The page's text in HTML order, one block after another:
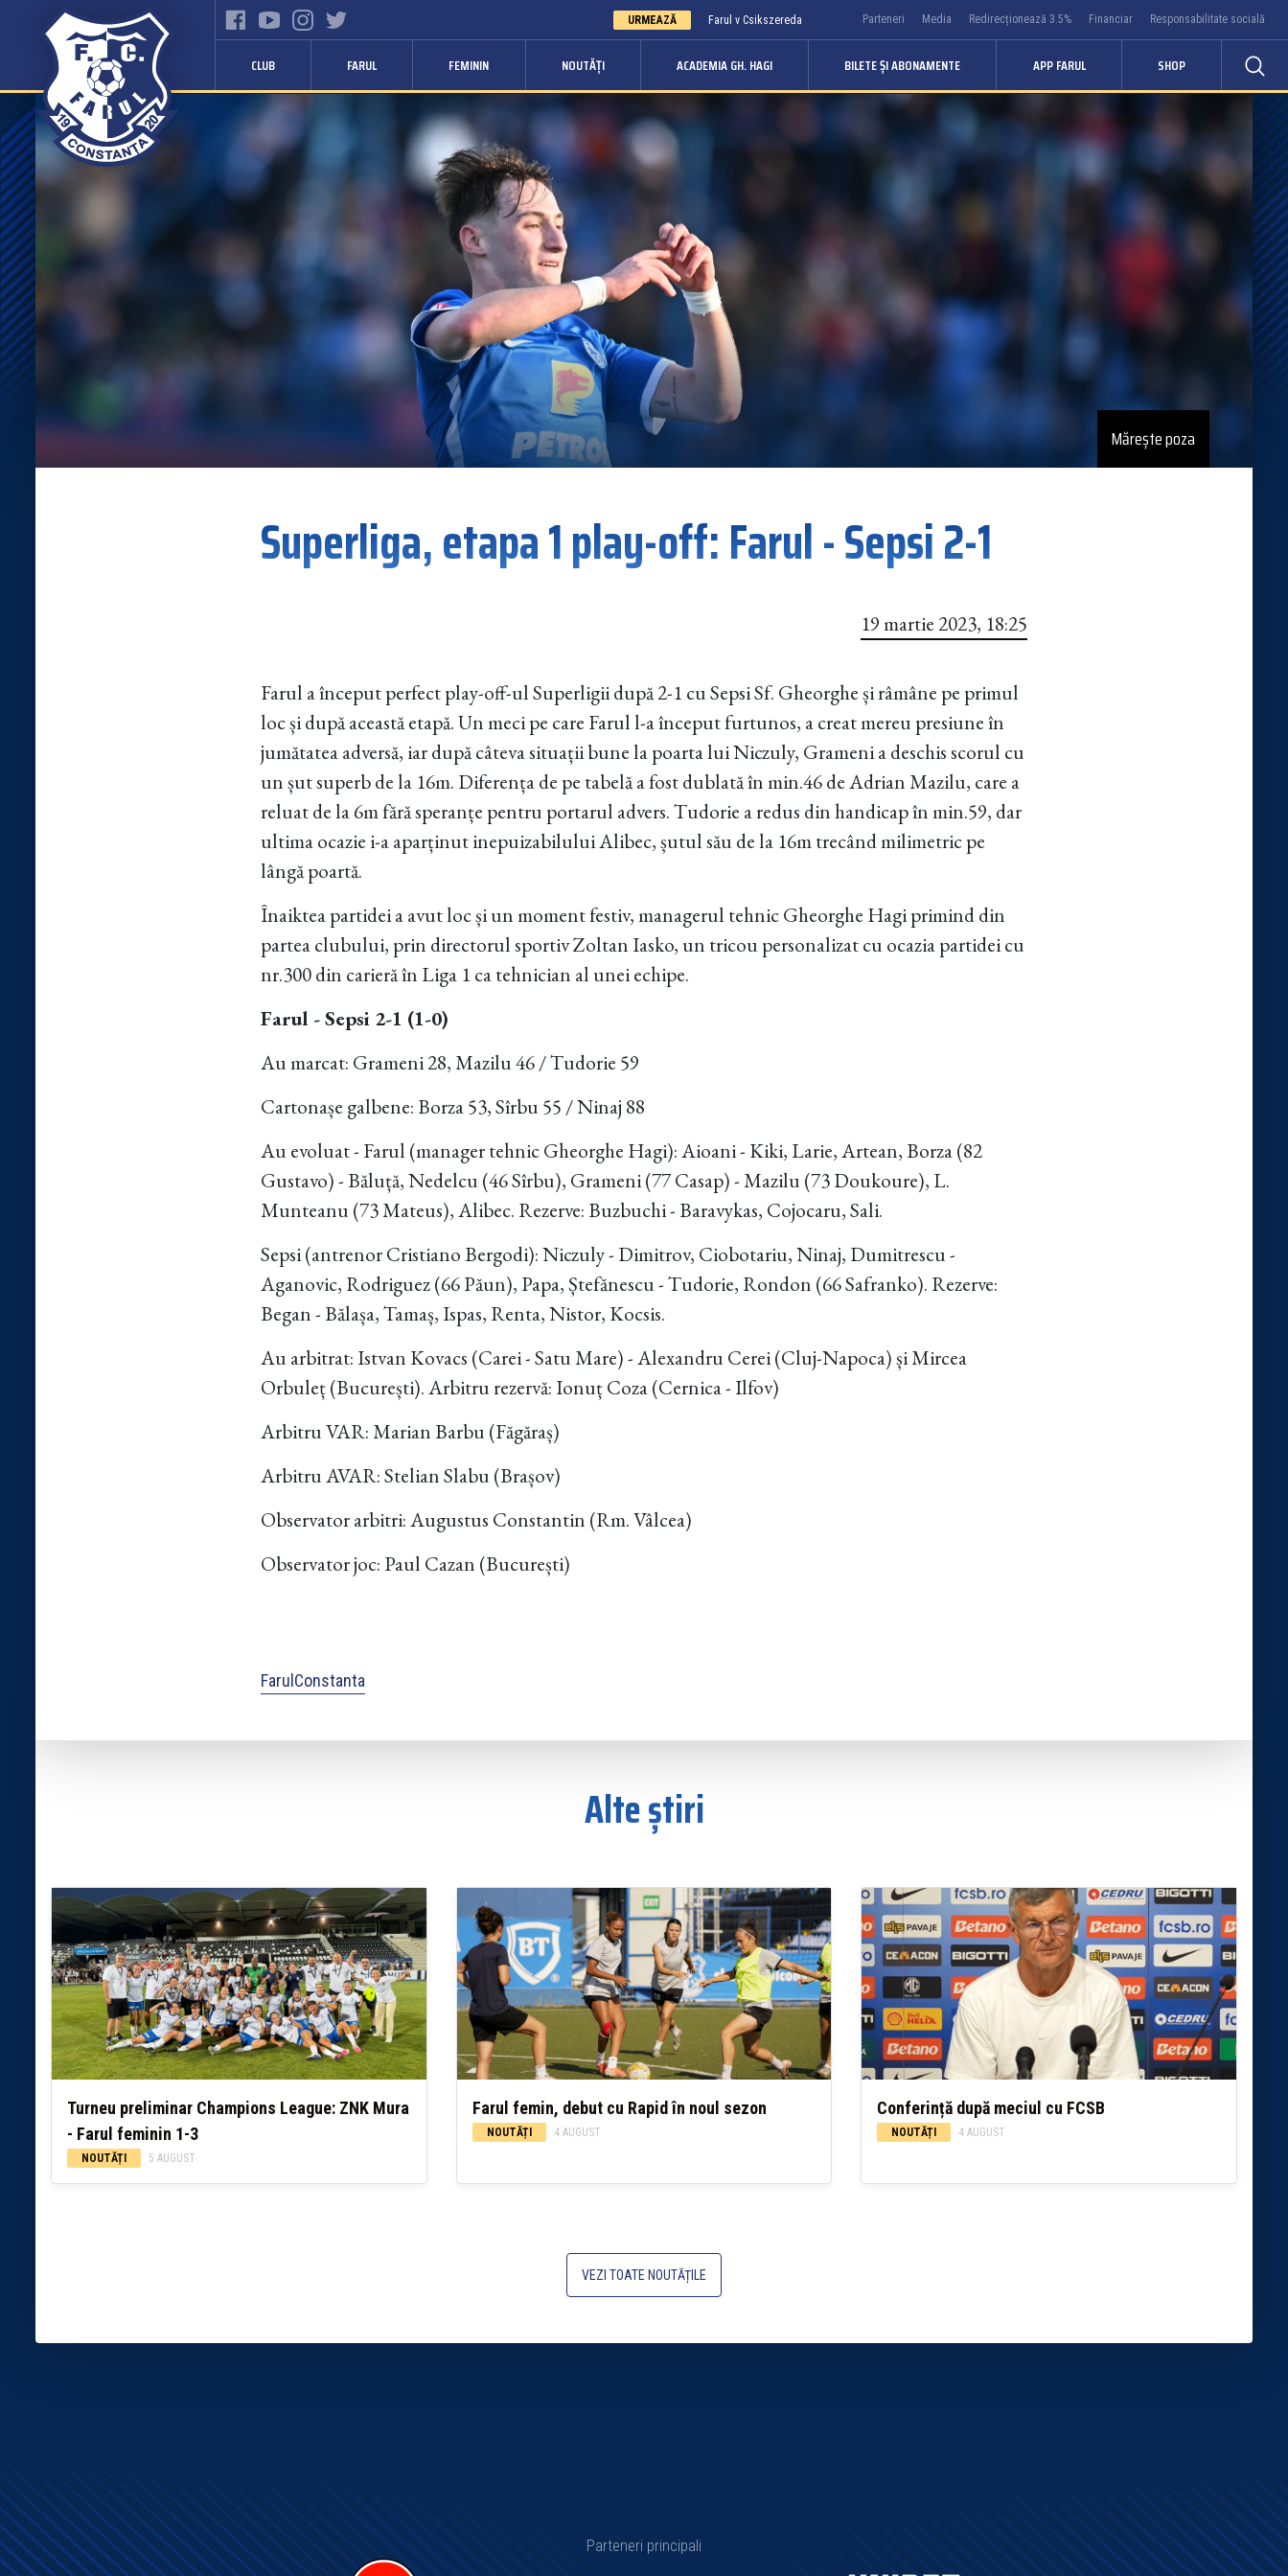
URMEAZĂ Farul v Csikszereda Parteneri Media Redirecționează 3.5% Financiar Responsabilitate socială
CLUB FARUL FEMININ NOUTĂȚI ACADEMIA GH. HAGI BILETE ȘI ABONAMENTE APP FARUL SHOP
Mărește poza
Superliga, etapa 1 play-off: Farul - Sepsi 2-1
19 martie 2023, 18:25
Farul a început perfect play-off-ul Superligii după 2-1 cu Sepsi Sf. Gheorghe și râmâne pe primul
loc și după această etapă. Un meci pe care Farul l-a început furtunos, a creat mereu presiune în
jumătatea adversă, iar după câteva situații bune la poarta lui Niczuly, Grameni a deschis scorul cu
un șut superb de la 16m. Diferența de pe tabelă a fost dublată în min.46 de Adrian Mazilu, care a
reluat de la 6m fără speranțe pentru portarul advers. Tudorie a redus din handicap în min.59, dar
ultima ocazie i-a aparținut inepuizabilului Alibec, șutul său de la 16m trecând milimetric pe
lângă poartă.
Înaiktea partidei a avut loc și un moment festiv, managerul tehnic Gheorghe Hagi primind din
partea clubului, prin directorul sportiv Zoltan Iasko, un tricou personalizat cu ocazia partidei cu
nr.300 din carieră în Liga 1 ca tehnician al unei echipe.
Farul - Sepsi 2-1 (1-0)
Au marcat: Grameni 28, Mazilu 46 / Tudorie 59
Cartonașe galbene: Borza 53, Sîrbu 55 / Ninaj 88
Au evoluat - Farul (manager tehnic Gheorghe Hagi): Aioani - Kiki, Larie, Artean, Borza (82
Gustavo) - Băluță, Nedelcu (46 Sîrbu), Grameni (77 Casap) - Mazilu (73 Doukoure), L.
Munteanu (73 Mateus), Alibec. Rezerve: Buzbuchi - Baravykas, Cojocaru, Sali.
Sepsi (antrenor Cristiano Bergodi): Niczuly - Dimitrov, Ciobotariu, Ninaj, Dumitrescu -
Aganovic, Rodriguez (66 Păun), Papa, Ștefănescu - Tudorie, Rondon (66 Safranko). Rezerve:
Began - Bălașa, Tamaș, Ispas, Renta, Nistor, Kocsis.
Au arbitrat: Istvan Kovacs (Carei - Satu Mare) - Alexandru Cerei (Cluj-Napoca) și Mircea
Orbuleț (București). Arbitru rezervă: Ionuț Coza (Cernica - Ilfov)
Arbitru VAR: Marian Barbu (Făgăraș)
Arbitru AVAR: Stelian Slabu (Brașov)
Observator arbitri: Augustus Constantin (Rm. Vâlcea)
Observator joc: Paul Cazan (București)
FarulConstanta
Alte știri
Turneu preliminar Champions League: ZNK Mura
- Farul feminin 1-3
NOUTĂȚI 5 AUGUST
Farul femin, debut cu Rapid în noul sezon
NOUTĂȚI 4 AUGUST
Conferință după meciul cu FCSB
NOUTĂȚI 4 AUGUST
VEZI TOATE NOUTĂȚILE
Parteneri principali